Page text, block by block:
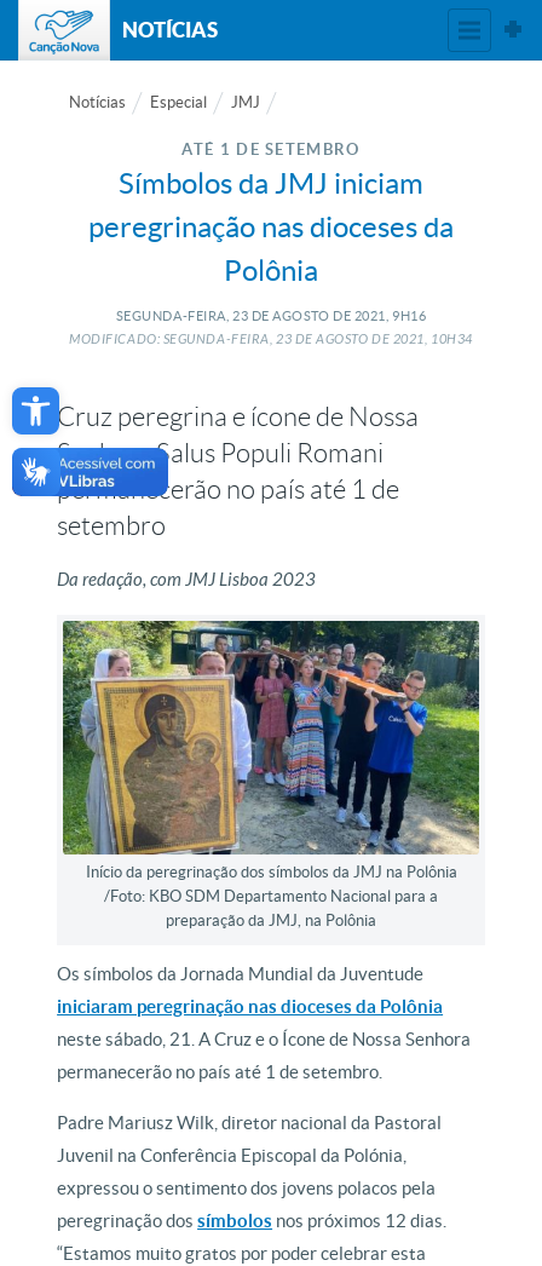
Open toolbar
NOTÍCIAS
Notícias Especial JMJ
ATÉ 1 DE SETEMBRO
Símbolos da JMJ iniciam
peregrinação nas dioceses da
Polônia
SEGUNDA-FEIRA, 23 DE AGOSTO DE 2021, 9H16
MODIFICADO: SEGUNDA-FEIRA, 23 DEAGOSTO DE 2021, 10H34
Cruz peregrina e ícone de Nossa
Senhora Salus Populi Romani
permanecerão no país até 1 de
setembro
Da redação, com JMJ Lisboa 2023
Início da peregrinação dos símbolos da JMJ na Polônia
/Foto: KBO SDM Departamento Nacional para a
preparação da JMJ, na Polônia
Os símbolos da Jornada Mundial da Juventude
iniciaram peregrinação nas dioceses da Polônia
neste sábado, 21. A Cruz e o Ícone de Nossa Senhora
permanecerão no país até 1 de setembro.
Padre Mariusz Wilk, diretor nacional da Pastoral
Juvenil na Conferência Episcopal da Polónia,
expressou o sentimento dos jovens polacos pela
peregrinação dos símbolos nos próximos 12 dias.
“Estamos muito gratos por poder celebrar esta